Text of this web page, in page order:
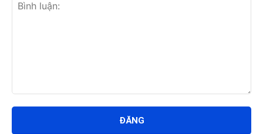
luận: